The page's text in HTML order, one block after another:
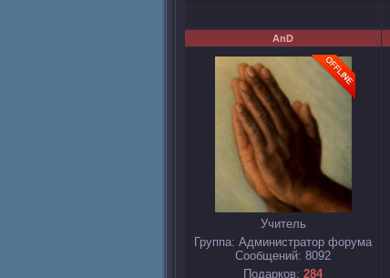
AnD
Учитель
Группа: Администратор форума
Сообщений: 8092
Подарков: 284